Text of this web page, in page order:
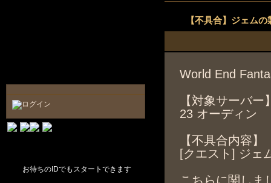
お待ちのIDでもスタートできます
【不具合】ジェム
World End
【対象サーバー
23 オーディン
【不具合内容】
[クエスト] ジェ
こちらに関しま